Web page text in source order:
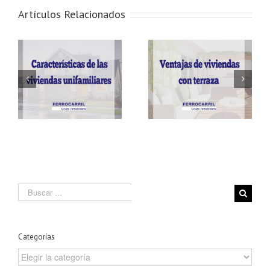
Artículos Relacionados
Ventajas de tener una
vivienda con terraza
Ventajas de comprar
una casa nueva
Search
for:
Categorías
Categorías